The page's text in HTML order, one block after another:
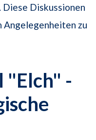
Diskussionen
Angelegenheiten zu
"Elch" -